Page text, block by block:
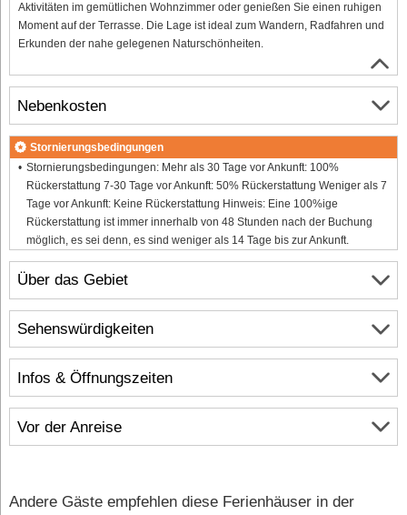
Aktivitäten im gemütlichen Wohnzimmer oder genießen Sie einen ruhigen
Moment auf der Terrasse. Die Lage ist ideal zum Wandern, Radfahren und
Erkunden der nahe gelegenen Naturschönheiten.
Über das Gebiet
Infos & Öffnungszeiten
Vor der Anreise
Nebenkosten
Stornierungsbedingungen
Stornierungsbedingungen: Mehr als 30 Tage vor Ankunft: 100%
Rückerstattung 7-30 Tage vor Ankunft: 50% Rückerstattung Weniger als 7
Tage vor Ankunft: Keine Rückerstattung Hinweis: Eine 100%ige
Rückerstattung ist immer innerhalb von 48 Stunden nach der Buchung
möglich, es sei denn, es sind weniger als 14 Tage bis zur Ankunft.
Sehenswürdigkeiten
Andere Gäste empfehlen diese Ferienhäuser in der